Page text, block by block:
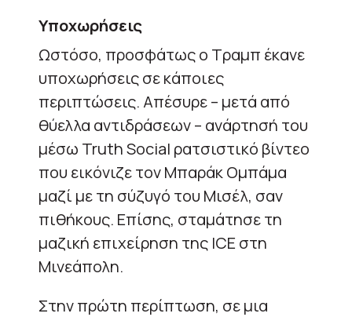
Υποχωρήσεις
Ωστόσο, προσφάτως ο Τραμπ έκανε
υποχωρήσεις σε κάποιες
περιπτώσεις. Απέσυρε – μετά από
θύελλα αντιδράσεων – ανάρτησή του
μέσω Truth Social ρατσιστικό βίντεο
που εικόνιζε τον Μπαράκ Ομπάμα
μαζί με τη σύζυγό του Μισέλ, σαν
πιθήκους. Επίσης, σταμάτησε τη
μαζική επιχείρηση της ICE στη
Μινεάπολη.
Στην πρώτη περίπτωση, σε μια